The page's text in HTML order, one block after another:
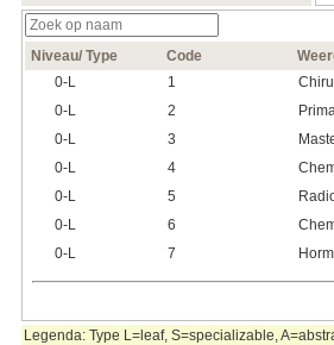
Niveau/ Type Code
0‑L
1
0‑L
2
0‑L
3
0‑L
4
0‑L
5
0‑L
6
0‑L
7
Legenda: Type L=leaf, S=specializable,